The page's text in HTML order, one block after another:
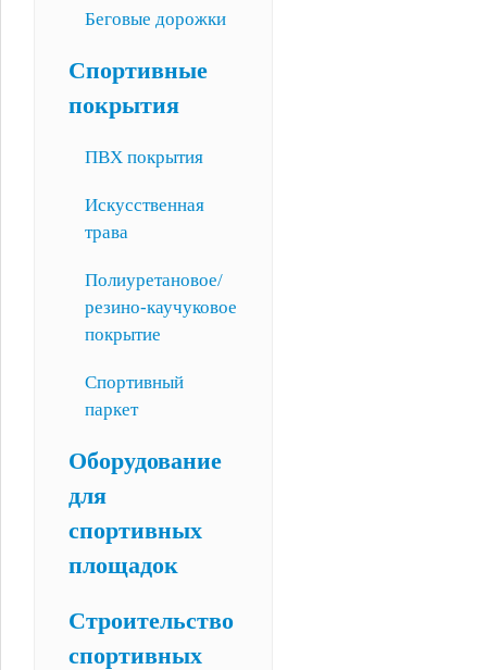
Беговые дорожки
Спортивные
покрытия
ПВХ покрытия
Искусственная
трава
Полиуретановое/
резино-каучуковое
покрытие
Спортивный
паркет
Оборудование
для
спортивных
площадок
Строительство
спортивных